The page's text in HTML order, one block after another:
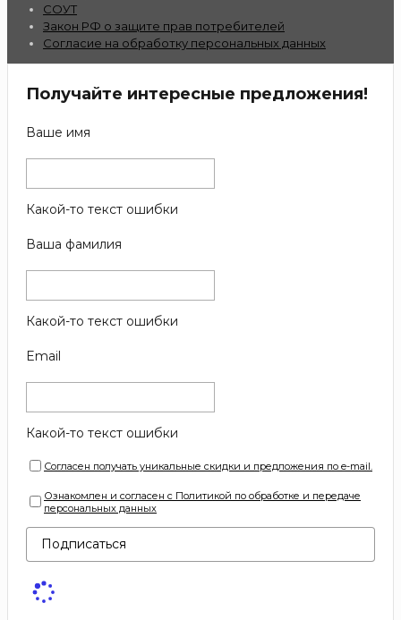
СОУТ
Закон РФ о защите прав потребителей
Согласие на обработку персональных данных
Получайте интересные предложения!
Ваше имя
Какой-то текст ошибки
Ваша фамилия
Какой-то текст ошибки
Email
Какой-то текст ошибки
Согласен получать уникальные скидки и предложения по e-mail.
Ознакомлен и согласен с Политикой по обработке и передаче
персональных данных
Подписаться